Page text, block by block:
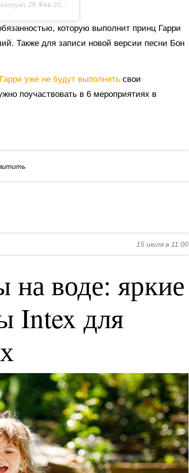
28 Фев 2020 в 3:19 PST
которую выполнит принц Гарри
Также для записи новой версии песни Бон
уже не будут выполнять свои
поучаствовать в 6 мероприятиях в
15 июля в 11:00
на воде: яркие
Intex для